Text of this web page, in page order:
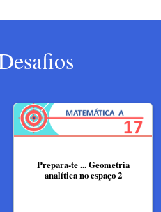
Prepara-te ... Geometria
analítica no espaço 2